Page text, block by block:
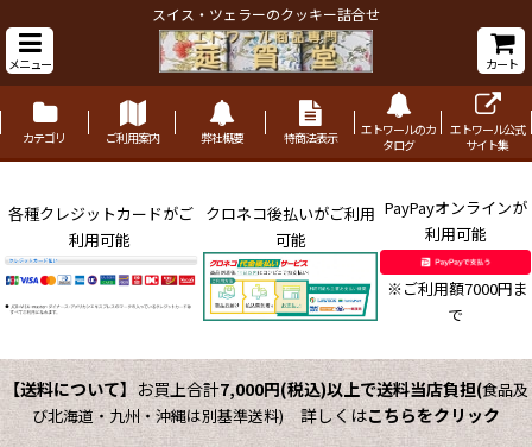
スイス・ツェラーのクッキー詰合せ
メニュー カート
カテゴリ ご利用案内 弊社概要 特商法表示
エトワールのカ
タログ
エトワール公式
サイト集
各種クレジットカードがご
利用可能
クロネコ後払いがご利用
可能
PayPayオンラインが
利用可能
※ご利用額7000円ま
で
【送料について】 お買上合計7,000円(税込)以上で送料当店負担(食品及
び北海道・九州・沖縄は別基準送料)詳しくはこちらをクリック